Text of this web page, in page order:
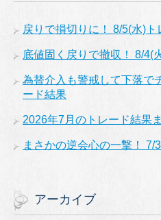
戻りで損切りに！ 8/5(水)ト
底値固く戻りで撤収！ 8/4(
為替介入も警戒して下落で
ード結果
2026年7月のトレード結果
まさかの逆会心の一撃！ 7/
アーカイブ